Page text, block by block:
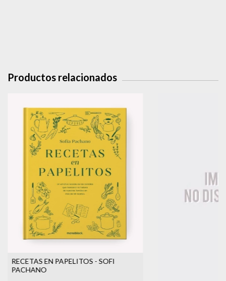
Productos relacionados
RECETAS EN PAPELITOS - SOFI
PACHANO